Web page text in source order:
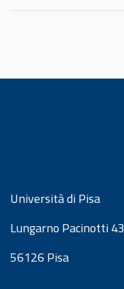
Università di Pisa
Lungarno Pacinotti 43
56126 Pisa